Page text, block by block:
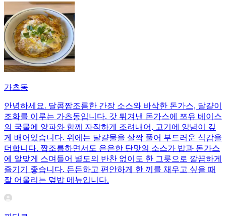
가츠동
안녕하세요. 달콤짭조름한 간장 소스와 바삭한 돈가스, 달걀이
조화를 이루는 가츠동입니다. 갓 튀겨낸 돈가스에 쯔유 베이스
의 국물에 양파와 함께 자작하게 조려내어, 고기에 양념이 깊
게 배어있습니다. 위에는 달걀물을 살짝 풀어 부드러운 식감을
더합니다. 짭조름하면서도 은은한 단맛의 소스가 밥과 돈가스
에 알맞게 스며들어 별도의 반찬 없이도 한 그릇으로 깔끔하게
즐기기 좋습니다. 든든하고 편안하게 한 끼를 채우고 싶을 때
잘 어울리는 덮밥 메뉴입니다.